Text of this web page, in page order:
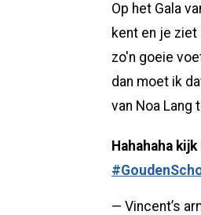
Op het Gala
kent en je ziet
zo'n goeie
dan moet ik
van Noa Lang
Hahahaha
— Vincent’s